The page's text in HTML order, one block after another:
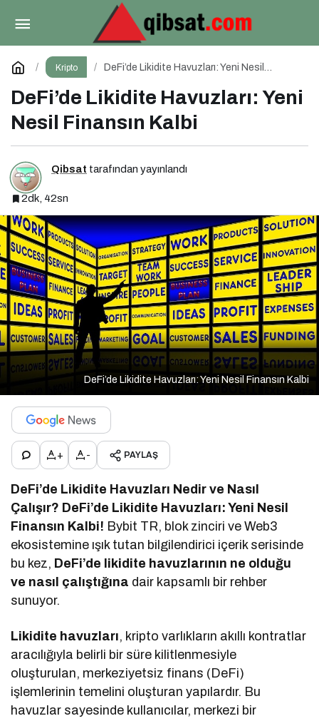
Kripto
DeFi’de Likidite Havuzları: Yeni Nesil
DeFi’de Likidite Havuzları: Yeni
Nesil Finansın Kalbi
Qibsat tarafından yayınlandı
2dk, 42sn
DeFi’de Likidite Havuzları: Yeni Nesil Finansın Kalbi
+ - PAYLAŞ
DeFi’de Likidite Havuzları Nedir ve Nasıl
Çalışır? DeFi’de Likidite Havuzları: Yeni Nesil
Finansın Kalbi! Bybit TR, blok zinciri ve Web3
ekosistemine ışık tutan bilgilendirici içerik serisinde
bu kez, DeFi’de likidite havuzlarının ne olduğu
ve nasıl çalıştığına dair kapsamlı bir rehber
sunuyor.
Likidite havuzları, kripto varlıkların akıllı kontratlar
aracılığıyla belirli bir süre kilitlenmesiyle
oluşturulan, merkeziyetsiz finans (DeFi)
işlemlerinin temelini oluşturan yapılardır. Bu
havuzlar sayesinde kullanıcılar, merkezi bir
BRC-20 Token Standardı: Bitcoin Üzerindeki
Deneysel Adım
Yorum Yap